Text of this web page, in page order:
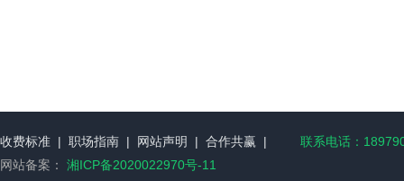
收费标准 | 职场指南 | 网站声明 | 合作共赢 |
联系电话：
网站备案： 湘ICP备2020022970号-11